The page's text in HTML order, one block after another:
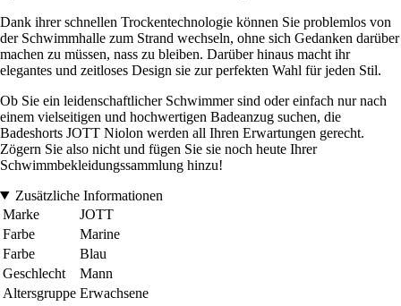
Dank ihrer schnellen Trockentechnologie können Sie problemlos von
der Schwimmhalle zum Strand wechseln, ohne sich Gedanken darüber
machen zu müssen, nass zu bleiben. Darüber hinaus macht ihr
elegantes und zeitloses Design sie zur perfekten Wahl für jeden Stil.
Ob Sie ein leidenschaftlicher Schwimmer sind oder einfach nur nach
einem vielseitigen und hochwertigen Badeanzug suchen, die
Badeshorts JOTT Niolon werden all Ihren Erwartungen gerecht.
Zögern Sie also nicht und fügen Sie sie noch heute Ihrer
Schwimmbekleidungssammlung hinzu!
Zusätzliche Informationen
Marke
JOTT
Farbe
Marine
Farbe
Blau
Geschlecht
Mann
Altersgruppe Erwachsene